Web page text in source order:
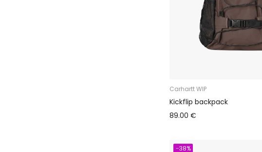
Carhartt WIP
Kickflip backpack
89.00 €
-38%